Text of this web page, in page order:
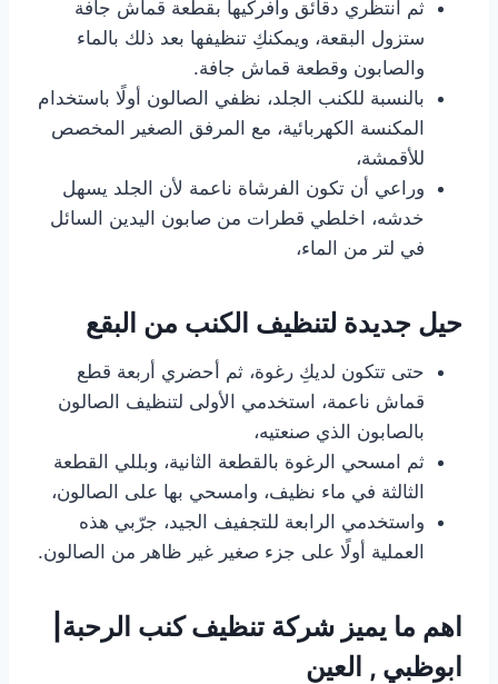
ثم انتظري دقائق وافركيها بقطعة قماش جافة
ستزول البقعة، ويمكنكِ تنظيفها بعد ذلك بالماء
والصابون وقطعة قماش جافة.
بالنسبة للكنب الجلد، نظفي الصالون أولًا باستخدام
المكنسة الكهربائية، مع المرفق الصغير المخصص
للأقمشة،
وراعي أن تكون الفرشاة ناعمة لأن الجلد يسهل
خدشه، اخلطي قطرات من صابون اليدين السائل
في لتر من الماء،
حيل جديدة لتنظيف الكنب من البقع
حتى تتكون لديكِ رغوة، ثم أحضري أربعة قطع
قماش ناعمة، استخدمي الأولى لتنظيف الصالون
بالصابون الذي صنعتيه،
ثم امسحي الرغوة بالقطعة الثانية، وبللي القطعة
الثالثة في ماء نظيف، وامسحي بها على الصالون،
واستخدمي الرابعة للتجفيف الجيد، جرّبي هذه
العملية أولًا على جزء صغير غير ظاهر من الصالون.
اهم ما يميز شركة تنظيف كنب الرحبة|
ابوظبي , العين